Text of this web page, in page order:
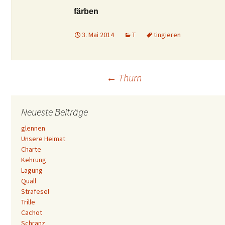
färben
3. Mai 2014 T tingieren
Beitrags-
Navigation
← Thurn
Neueste Beiträge
glennen
Unsere Heimat
Charte
Kehrung
Lagung
Quall
Strafesel
Trille
Cachot
Schranz